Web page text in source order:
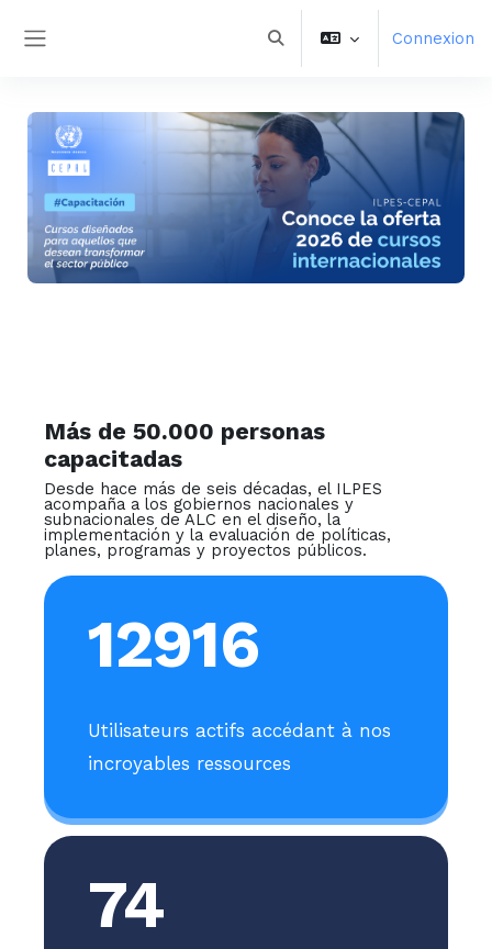
Activer/désactiver la saisie
Connexion
Más de 50.000 personas
capacitadas
Desde hace más de seis décadas, el ILPES
acompaña a los gobiernos nacionales y
subnacionales de ALC en el diseño, la
implementación y la evaluación de políticas,
planes, programas y proyectos públicos.
12916
Utilisateurs actifs accédant à nos
incroyables ressources
74